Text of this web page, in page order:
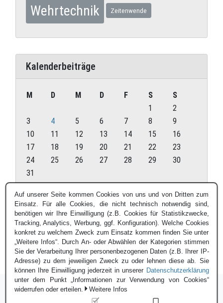
Wehrtechnik Zeitenwende
Kalenderbeiträge
August 2026
M D M D F S
S
1
2
3
4 5 6 7 8
9
10
11 12 13 14 15
16
17
18 19 20 21 22
23
24
25 26 27 28 29
30
31
« Juli
Auf unserer Seite kommen Cookies von uns und von Dritten zum
Einsatz. Für alle Cookies, die nicht technisch notwendig sind,
benötigen wir Ihre Einwilligung (z.B. Cookies für Statistikzwecke,
Tracking, Analytics, Werbung, ggf. Konfiguration). Welche Cookies
konkret zu welchem Zweck zum Einsatz kommen finden Sie unter
„Weitere Infos“. Durch An- oder Abwählen der Kategorien stimmen
Sie der Verarbeitung Ihrer personenbezogenen Daten (z.B. Ihrer IP-
Adresse) zu dem jeweiligen Zweck zu oder lehnen diese ab. Sie
können Ihre Einwilligung jederzeit in unserer Datenschutzerklärung
unter dem Punkt „Informationen zur Verwendung von Cookies“
widerrufen oder erteilen.
Weitere Infos